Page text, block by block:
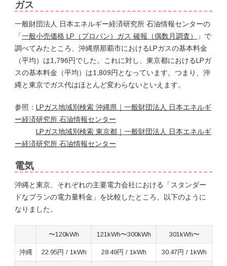
ガス
一般財団法人 日本エネルギー経済研究所 石油情報センターの
「一般小売価格 LP（プロパン）ガス 確報（偶数月調査）
」で
調べてみたところ、沖縄県那覇市におけるLPガスの基本料金
（平均）は1,796円でした。これに対し、東京都におけるLPガ
スの基本料金（平均）は1,809円となっています。つまり、沖
縄と東京でガス代はほとんど変わらないといえます。
参照： LPガス地域別検索 沖縄県｜一般財団法人 日本エネルギ
ー経済研究所 石油情報センター
LPガス地域別検索 東京都｜一般財団法人 日本エネルギ
ー経済研究所 石油情報センター
電気
沖縄と東京、それぞれの主要電力会社における「スタンダー
ドなプランの電力量料金」を比較したところ、以下のように
なりました。
〜120kWh 121kWh〜300kWh 301kWh〜
沖縄 22.95円 / 1kWh 28.49円 / 1kWh 30.47円 / 1kWh